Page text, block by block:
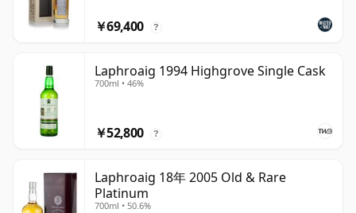
￥69,400 ?
Laphroaig 1994 Highgrove Single Cask
700ml • 46%
￥52,800 ?
Laphroaig 18年 2005 Old & Rare
Platinum
700ml • 50.6%